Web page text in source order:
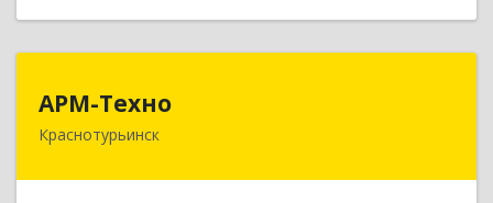
АРМ-Техно
Краснотурьинск
624447, Свердловская обл, Краснотурьинск г,